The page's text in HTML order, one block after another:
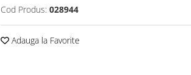
Cod Produs: 028944
Adauga la Favorite